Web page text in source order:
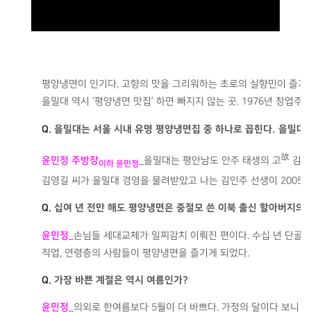
평양냉면이 인기다. 고향의 맛을 그리워하는 초로의 실향민이 즐
을밀대 역시 ‘평양냉면 맛집’ 하면 빠지지 않는 곳. 1976년 창업
Q. 을밀대는 서울 시내 유명 평양냉면집 중 하나로 꼽힌다. 을밀대
윤민정 주방장이하 윤민정 을밀대는 평안남도 안주 태생의 고故 김
김영길 씨가 을밀대 경영을 물려받았고 나는 김인주 선생이 2005
Q. 십여 년 전만 해도 평양냉면은 중절모 쓴 이북 출신 할아버지
윤민정 손님들 세대교체가 일찌감치 이뤄진 편이다. 수십 년 단골
직업, 연령층의 사람들이 평양냉면을 즐기게 되었다.
Q. 가장 바쁜 계절은 역시 여름인가?
윤민정 의외로 한여름보다 5월이 더 바쁘다. 가정의 달이다 보니